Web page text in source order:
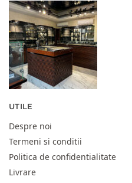
UTILE
Despre noi
Termeni si conditii
Politica de confidentialitate
Livrare